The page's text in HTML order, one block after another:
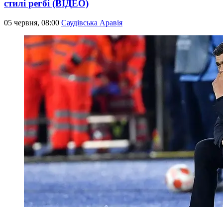
стилі регбі (ВІДЕО)
05 червня, 08:00 Саудівська Аравія